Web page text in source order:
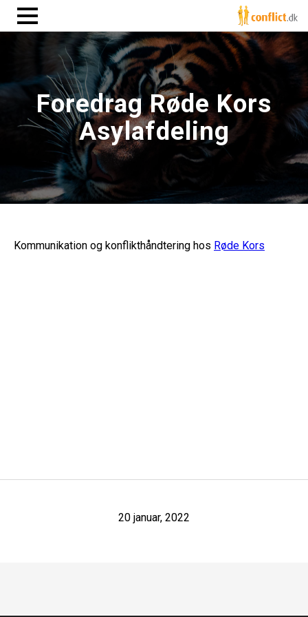
Foredrag Røde Kors
Asylafdeling
Kommunikation og konflikthåndtering hos Røde Kors
20 januar, 2022